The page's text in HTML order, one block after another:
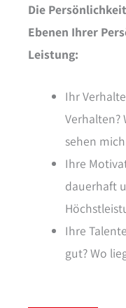
Die
Ebenen Ihrer
Leistung:
Ihr
Verhalten?
sehen
Ihre
dauerhaft
Ihre
gut? Wo